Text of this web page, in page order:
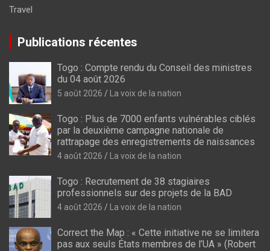
Travel
Publications récentes
Togo : Compte rendu du Conseil des ministres
du 04 août 2026
5 août 2026 La voix de la nation
Togo : Plus de 7000 enfants vulnérables ciblés
par la deuxième campagne nationale de
rattrapage des enregistrements de naissances
4 août 2026 La voix de la nation
Togo : Recrutement de 38 stagiaires
professionnels sur des projets de la BAD
4 août 2026 La voix de la nation
Correct the Map : « Cette initiative ne se limitera
pas aux seuls États membres de l’UA » (Robert